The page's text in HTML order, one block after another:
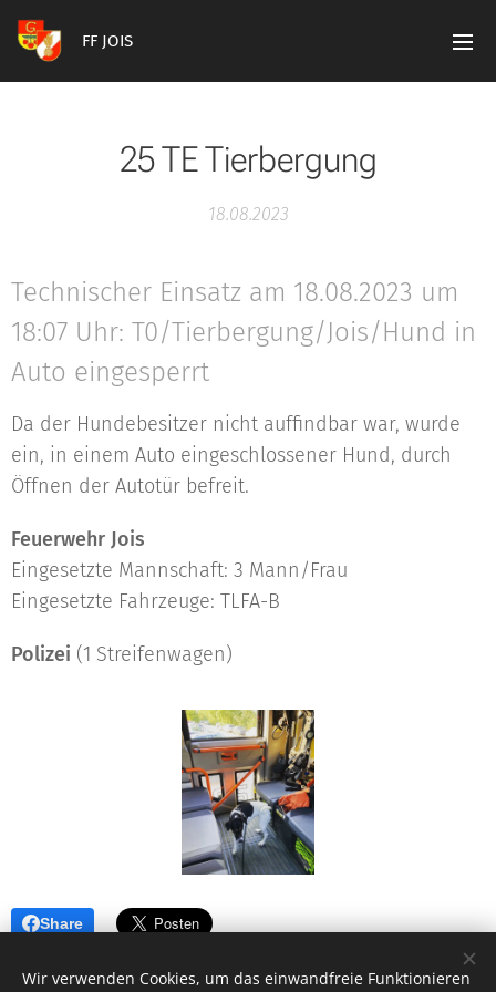
FF JOIS
25 TE Tierbergung
18.08.2023
Technischer Einsatz am 18.08.2023 um
18:07 Uhr: T0/Tierbergung/Jois/Hund in
Auto eingesperrt
Da der Hundebesitzer nicht auffindbar war, wurde
ein, in einem Auto eingeschlossener Hund, durch
Öffnen der Autotür befreit.
Feuerwehr Jois
Eingesetzte Mannschaft: 3 Mann/Frau
Eingesetzte Fahrzeuge: TLFA-B
Polizei (1 Streifenwagen)
Share
Wir verwenden Cookies, um das einwandfreie Funktionieren